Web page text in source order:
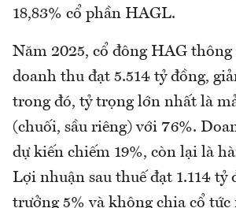
18,83% cổ phần HAGL.
Năm 2025, cổ đông HAG thông
doanh thu đạt 5.514 tỷ đồng,
trong đó, tỷ trọng lớn nhất là
(chuối, sầu riêng) với 76%.
dự kiến chiếm 19%, còn lại là
Lợi nhuận sau thuế đạt 1.114 tỷ
trưởng 5% và không chia cổ tức